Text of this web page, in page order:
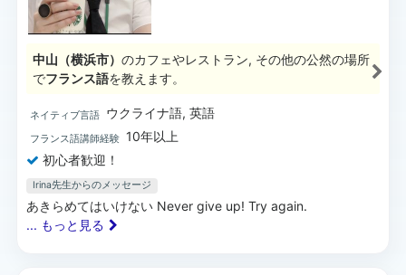
中山（横浜市） のカフェやレストラン, その他の公然の場所
でフランス語を教えます。
ネイティブ言語 ウクライナ語, 英語
フランス語講師経験 10年以上
初心者歓迎！
Irina先生からのメッセージ
あきらめてはいけない Never give up! Try again.
... もっと見る